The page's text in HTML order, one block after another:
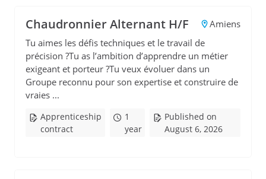
Chaudronnier Alternant H/F
Amiens
Tu aimes les défis techniques et le travail de
précision ?Tu as l’ambition d’apprendre un métier
exigeant et porteur ?Tu veux évoluer dans un
Groupe reconnu pour son expertise et construire de
vraies ...
Apprenticeship
contract
1
year
Published on
August 6, 2026